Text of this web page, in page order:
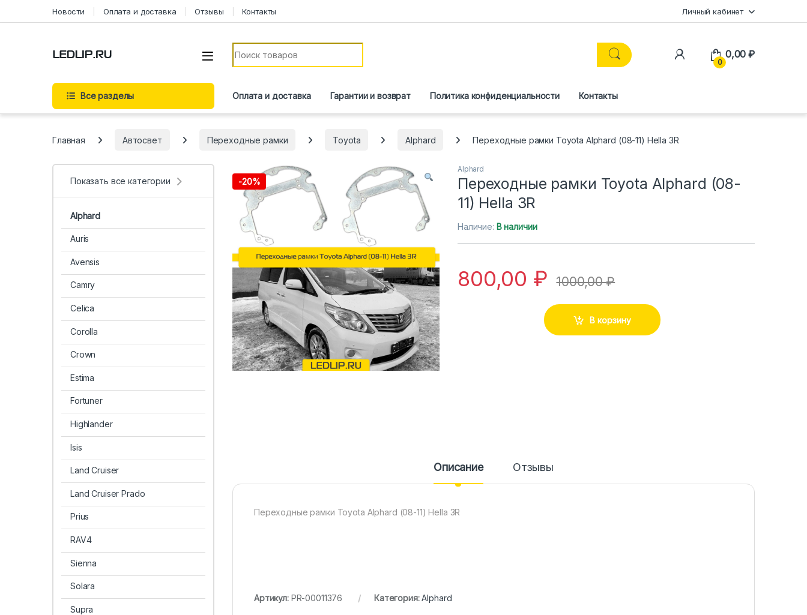
Перейти к содержимому
Новости Оплата и доставка Отзывы Контакты Личный кабинет
Искать:
0
0,00₽
Все разделы Оплата и доставка Гарантии и возврат Политика конфиденциальности Контакты
Главная Автосвет Переходные рамки Toyota Alphard Переходные рамки Toyota Alphard (08-11) Hella 3R
-20%
Alphard
Переходные рамки Toyota Alphard (08-
11) Hella 3R
Наличие: В наличии
800,00 ₽ 1000,00₽
В корзину
Описание Отзывы
Переходные рамки Toyota Alphard (08-11) Hella 3R
Артикул: PR-00011376 Категория:Alphard
Показать все категории
Alphard
Auris
Avensis
Camry
Celica
Corolla
Crown
Estima
Fortuner
Highlander
Isis
Land Cruiser
Land Cruiser Prado
Prius
RAV4
Sienna
Solara
Supra